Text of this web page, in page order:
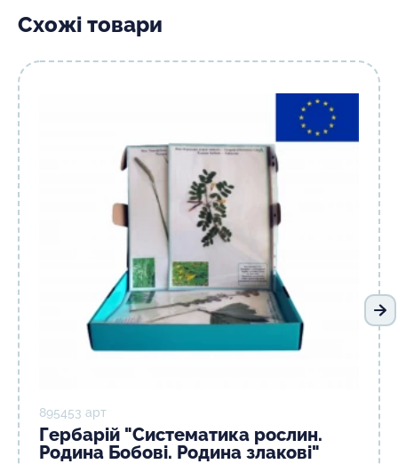
Схожі товари
895453 арт
Гербарій "Систематика рослин.
Родина Бобові. Родина злакові"